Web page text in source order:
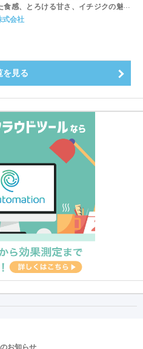
食感、とろける甘さ、イチジクの魅力
作を含め、イチジク尽くしの全4種が
）スタート
式会社
を見る
お知らせ